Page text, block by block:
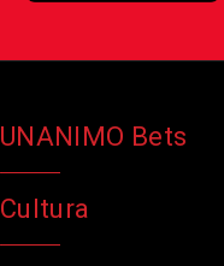
UNANIMO Bets
Cultura